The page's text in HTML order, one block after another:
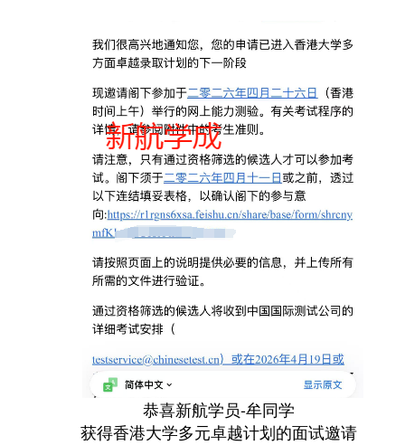
恭喜新航学员-牟同学
获得香港大学多元卓越计划的面试邀请